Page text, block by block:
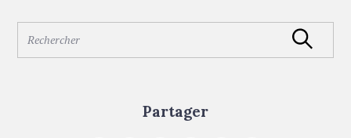
a
Rechercher
Partager
i
g